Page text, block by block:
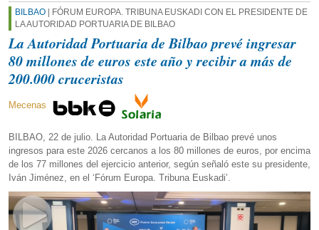
BILBAO | FÓRUM EUROPA. TRIBUNA EUSKADI CON EL PRESIDENTE DE
LA AUTORIDAD PORTUARIA DE BILBAO
La Autoridad Portuaria de Bilbao prevé ingresar
80 millones de euros este año y recibir a más de
200.000 cruceristas
Mecenas
BILBAO, 22 de julio. La Autoridad Portuaria de Bilbao prevé unos
ingresos para este 2026 cercanos a los 80 millones de euros, por encima
de los 77 millones del ejercicio anterior, según señaló este su presidente,
Iván Jiménez, en el ‘Fórum Europa. Tribuna Euskadi’.